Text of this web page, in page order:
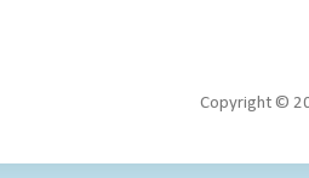
Copyright ©